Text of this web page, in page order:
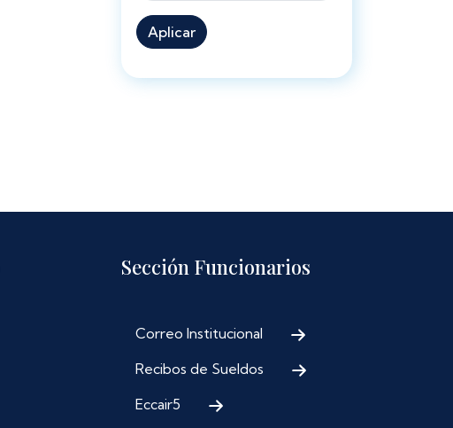
Aplicar
Sección Funcionarios
Correo Institucional
Recibos de Sueldos
Eccair5